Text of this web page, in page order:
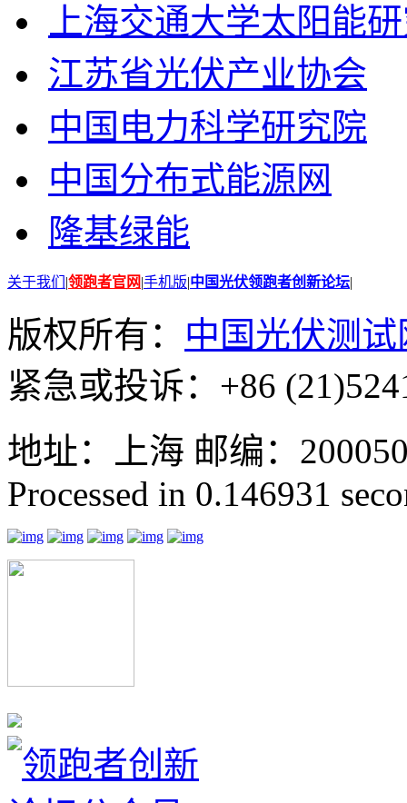
上海交通大学太阳能
江苏省光伏产业协会
中国电力科学研究院
中国分布式能源网
隆基绿能
关于我们 |领跑者官网|手机版|中国光伏领跑者创新论坛|
版权所有： 中国光伏测试
紧急或投诉：+86
地址：上海 邮编：
Processed in 0.146931